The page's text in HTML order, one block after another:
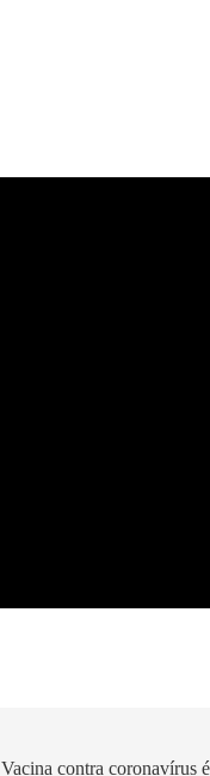
Vacina contra coronavírus